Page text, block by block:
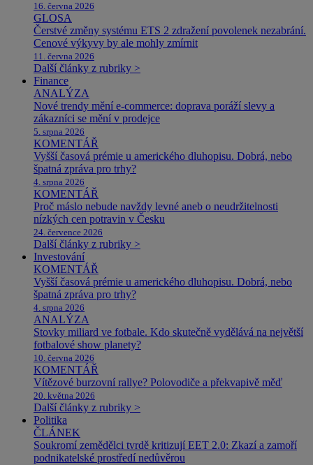
16. června 2026
GLOSA
Čerstvé změny systému ETS 2 zdražení povolenek nezabrání.
Cenové výkyvy by ale mohly zmírnit
11. června 2026
Další články z rubriky >
Finance
ANALÝZA
Nové trendy mění e-commerce: doprava poráží slevy a
zákazníci se mění v prodejce
5. srpna 2026
KOMENTÁŘ
Vyšší časová prémie u amerického dluhopisu. Dobrá, nebo
špatná zpráva pro trhy?
4. srpna 2026
KOMENTÁŘ
Proč máslo nebude navždy levné aneb o neudržitelnosti
nízkých cen potravin v Česku
24. července 2026
Další články z rubriky >
Investování
KOMENTÁŘ
Vyšší časová prémie u amerického dluhopisu. Dobrá, nebo
špatná zpráva pro trhy?
4. srpna 2026
ANALÝZA
Stovky miliard ve fotbale. Kdo skutečně vydělává na největší
fotbalové show planety?
10. června 2026
KOMENTÁŘ
Vítězové burzovní rallye? Polovodiče a překvapivě měď
20. května 2026
Další články z rubriky >
Politika
ČLÁNEK
Soukromí zemědělci tvrdě kritizují EET 2.0: Zkazí a zamoří
podnikatelské prostředí nedůvěrou